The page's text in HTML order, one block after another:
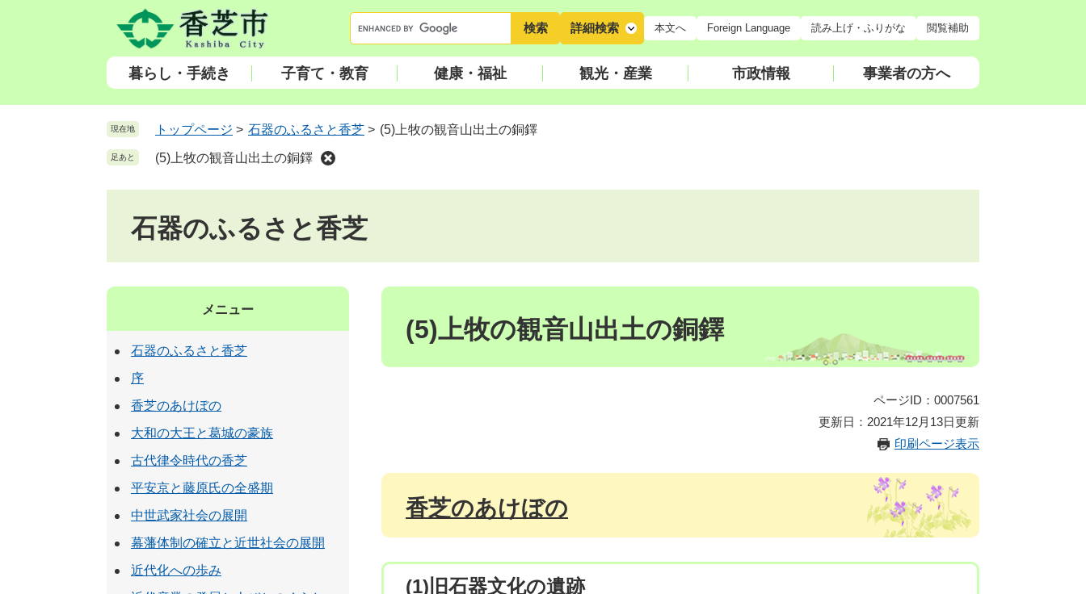
頭
飛
ー
ワ
ー
索
詳細検索 本文へ Foreign Language 読み上げ・ふりがな 閲覧補助
暮らし・手続き 子育て・教育 健康・福祉 観光・産業 市政情報 事業者の方へ
現在地 トップページ > 石器のふるさと香芝 > (5)上牧の観音山出土の銅鐸
足あと (5)上牧の観音山出土の銅鐸
石器のふるさと香芝
本
(5)上牧の観音山出土の銅鐸
ページID：0007561
更新日：2021年12月13日更新
印刷ページ表示
香芝のあけぼの
(1)旧石器文化の遺跡
メニュー
石器のふるさと香芝
序
香芝のあけぼの
大和の大王と葛城の豪族
古代律令時代の香芝
平安京と藤原氏の全盛期
中世武家社会の展開
幕藩体制の確立と近世社会の展開
近代化への歩み